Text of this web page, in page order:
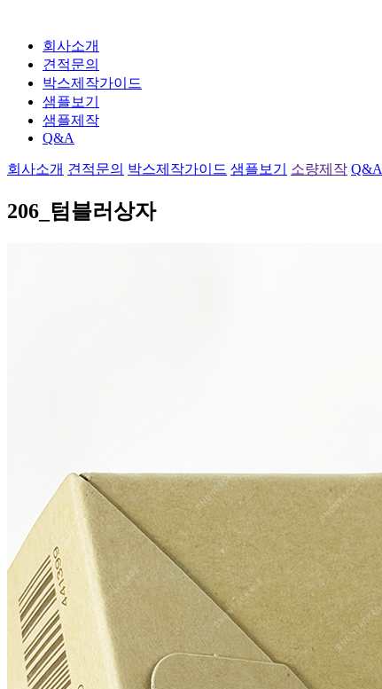
회사소개
견적문의
박스제작가이드
샘플보기
샘플제작
Q&A
회사소개 견적문의 박스제작가이드 샘플보기 소량제작 Q&A
206_텀블러상자